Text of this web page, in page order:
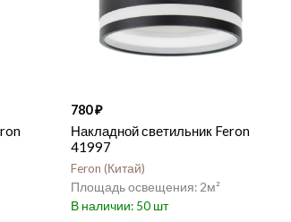
780
Накладной светильник Feron
41997
Feron Китай
2
50